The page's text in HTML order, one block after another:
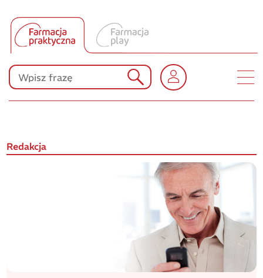
Produkty Polpharmy
KONKURSY
Redakcja